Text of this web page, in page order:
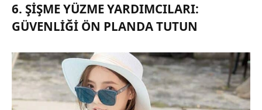
6. ŞIŞME YÜZME YARDIMCILARI:
GÜVENLIĞI ÖN PLANDA TUTUN